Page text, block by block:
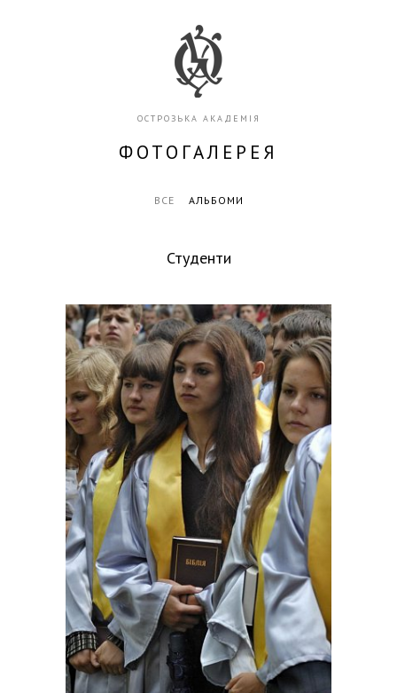
ОСТРОЗЬКА АКАДЕМІЯ
ФОТОГАЛЕРЕЯ
ВСЕ АЛЬБОМИ
Студенти